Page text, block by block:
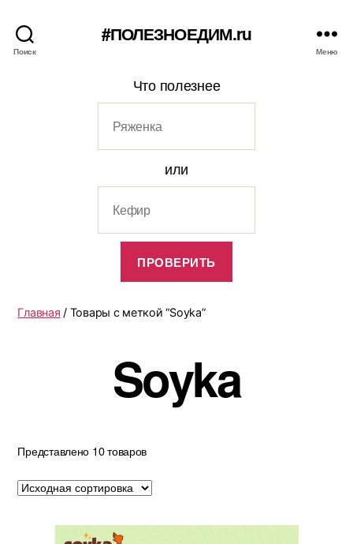
Поиск
#ПОЛЕЗНОЕДИМ.ru
Меню
Что полезнее
или
Главная / Товары с меткой “Soyka”
Soyka
Представлено 10 товаров